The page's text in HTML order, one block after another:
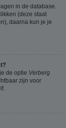
in de database.
(deze staat
daarna kun je je
de optie Verberg
zijn voor